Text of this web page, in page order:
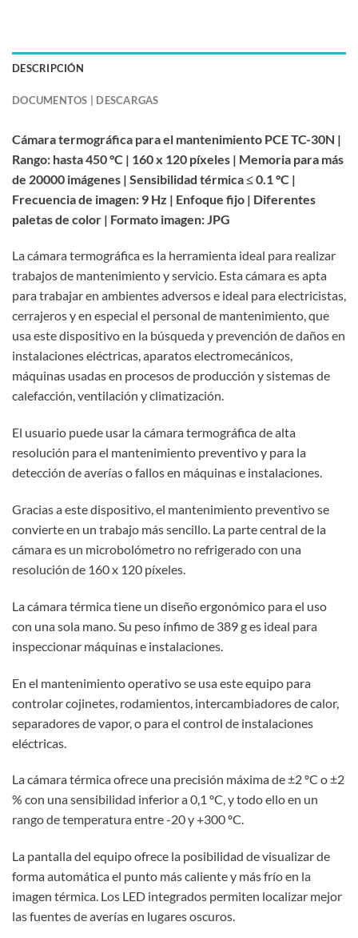
DESCRIPCIÓN
DOCUMENTOS | DESCARGAS
Cámara termográfica para el mantenimiento PCE TC-30N |
Rango: hasta 450 °C | 160 x 120 píxeles | Memoria para más
de 20000 imágenes | Sensibilidad térmica ≤ 0.1 °C |
Frecuencia de imagen: 9 Hz | Enfoque fijo | Diferentes
paletas de color | Formato imagen: JPG
La cámara termográfica es la herramienta ideal para realizar
trabajos de mantenimiento y servicio. Esta cámara es apta
para trabajar en ambientes adversos e ideal para electricistas,
cerrajeros y en especial el personal de mantenimiento, que
usa este dispositivo en la búsqueda y prevención de daños en
instalaciones eléctricas, aparatos electromecánicos,
máquinas usadas en procesos de producción y sistemas de
calefacción, ventilación y climatización.
El usuario puede usar la cámara termográfica de alta
resolución para el mantenimiento preventivo y para la
detección de averías o fallos en máquinas e instalaciones.
Gracias a este dispositivo, el mantenimiento preventivo se
convierte en un trabajo más sencillo. La parte central de la
cámara es un microbolómetro no refrigerado con una
resolución de 160 x 120 píxeles.
La cámara térmica tiene un diseño ergonómico para el uso
con una sola mano. Su peso ínfimo de 389 g es ideal para
inspeccionar máquinas e instalaciones.
En el mantenimiento operativo se usa este equipo para
controlar cojinetes, rodamientos, intercambiadores de calor,
separadores de vapor, o para el control de instalaciones
eléctricas.
La cámara térmica ofrece una precisión máxima de ±2 ºC o ±2
% con una sensibilidad inferior a 0,1 ºC, y todo ello en un
rango de temperatura entre -20 y +300 ºC.
La pantalla del equipo ofrece la posibilidad de visualizar de
forma automática el punto más caliente y más frío en la
imagen térmica. Los LED integrados permiten localizar mejor
las fuentes de averías en lugares oscuros.